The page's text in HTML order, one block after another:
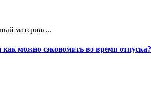
материал...
можно сэкономить во время отпуска?